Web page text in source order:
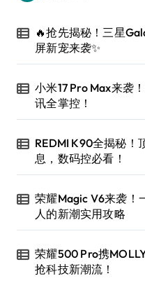
🔥抢先揭秘！三星
屏新宠来袭✨
小米17 Pro Max来袭
讯全掌控！
REDMI K90全揭秘！
息，数码控必看！
荣耀Magic V6来袭！
人的新潮实用攻略
荣耀500 Pro携
抢科技新潮流！